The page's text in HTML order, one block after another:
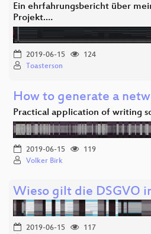
Ein ehrfahrungsbericht über
Projekt.…
2019-06-15
124
Toasterson
How to generate a
Practical application of writing
2019-06-15
119
Volker Birk
Wieso gilt die DSGVO
2019-06-15
117